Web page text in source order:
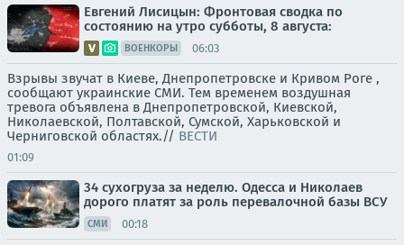
Евгений Лисицын: Фронтовая сводка по
состоянию на утро субботы, 8 августа:
ВОЕНКОРЫ 06:03
Взрывы звучат в Киеве, Днепропетровске и Кривом Роге ,
сообщают украинские СМИ. Тем временем воздушная
тревога объявлена в Днепропетровской, Киевской,
Николаевской, Полтавской, Сумской, Харьковской и
Черниговской областях.// ВЕСТИ
01:09
34 сухогруза за неделю. Одесса и Николаев
дорого платят за роль перевалочной базы ВСУ
СМИ 00:18